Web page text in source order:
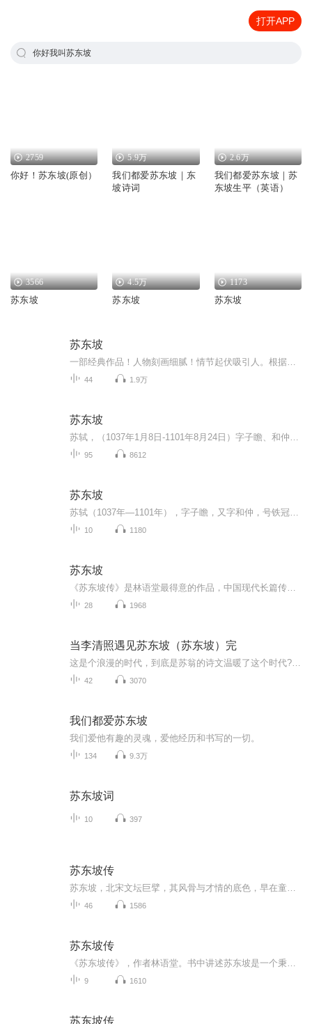
打开APP
你好我叫苏东坡
2759
你好！苏东坡(原创）
5.9万
我们都爱苏东坡｜东
坡诗词
2.6万
我们都爱苏东坡｜苏
东坡生平（英语）
3566
苏东坡
4.5万
苏东坡
1173
苏东坡
苏东坡
44 1.9万
苏东坡
95 8612
苏东坡
10 1180
苏东坡
28 1968
当李清照遇见苏东坡（苏东坡）完
42 3070
我们都爱苏东坡
我们爱他有趣的灵魂，爱他经历和书写的一切。
134 9.3万
苏东坡词
10 397
苏东坡传
46 1586
苏东坡传
9 1610
苏东坡传